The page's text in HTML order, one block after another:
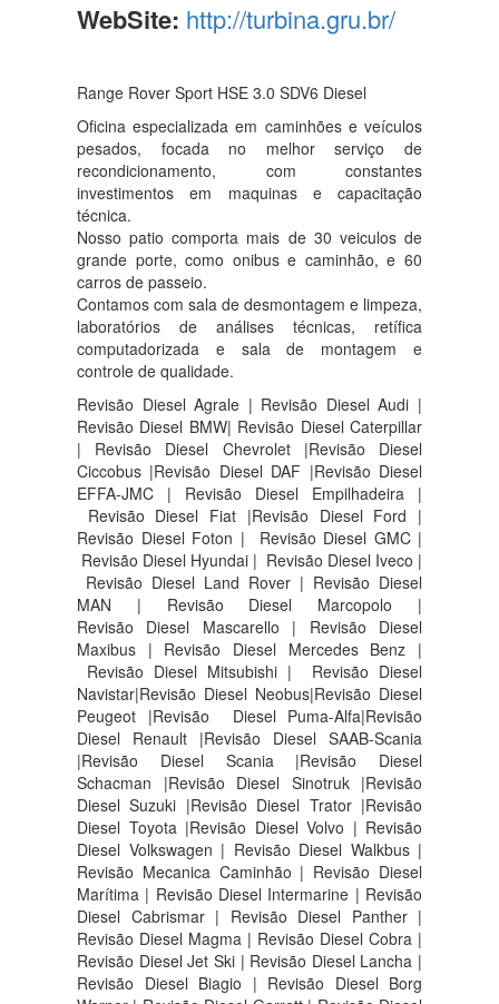
WebSite: http://turbina.gru.br/
Range Rover Sport HSE 3.0 SDV6 Diesel
Oficina especializada em caminhões e veículos
pesados, focada no melhor serviço de
recondicionamento, com constantes
investimentos em maquinas e capacitação
técnica.
Nosso patio comporta mais de 30 veiculos de
grande porte, como onibus e caminhão, e 60
carros de passeio.
Contamos com sala de desmontagem e limpeza,
laboratórios de análises técnicas, retífica
computadorizada e sala de montagem e
controle de qualidade.
Revisão Diesel Agrale | Revisão Diesel Audi |
Revisão Diesel BMW| Revisão Diesel Caterpillar
| Revisão Diesel Chevrolet |Revisão Diesel
Ciccobus |Revisão Diesel DAF |Revisão Diesel
EFFA-JMC | Revisão Diesel Empilhadeira |
Revisão Diesel Fiat |Revisão Diesel Ford |
Revisão Diesel Foton | Revisão Diesel GMC |
Revisão Diesel Hyundai | Revisão Diesel Iveco |
Revisão Diesel Land Rover | Revisão Diesel
MAN | Revisão Diesel Marcopolo |
Revisão Diesel Mascarello | Revisão Diesel
Maxibus | Revisão Diesel Mercedes Benz |
Revisão Diesel Mitsubishi | Revisão Diesel
Navistar|Revisão Diesel Neobus|Revisão Diesel
Peugeot |Revisão Diesel Puma-Alfa|Revisão
Diesel Renault |Revisão Diesel SAAB-Scania
|Revisão Diesel Scania |Revisão Diesel
Schacman |Revisão Diesel Sinotruk |Revisão
Diesel Suzuki |Revisão Diesel Trator |Revisão
Diesel Toyota |Revisão Diesel Volvo | Revisão
Diesel Volkswagen | Revisão Diesel Walkbus |
Revisão Mecanica Caminhão | Revisão Diesel
Marítima | Revisão Diesel Intermarine | Revisão
Diesel Cabrismar | Revisão Diesel Panther |
Revisão Diesel Magma | Revisão Diesel Cobra |
Revisão Diesel Jet Ski | Revisão Diesel Lancha |
Revisão Diesel Biagio | Revisão Diesel Borg